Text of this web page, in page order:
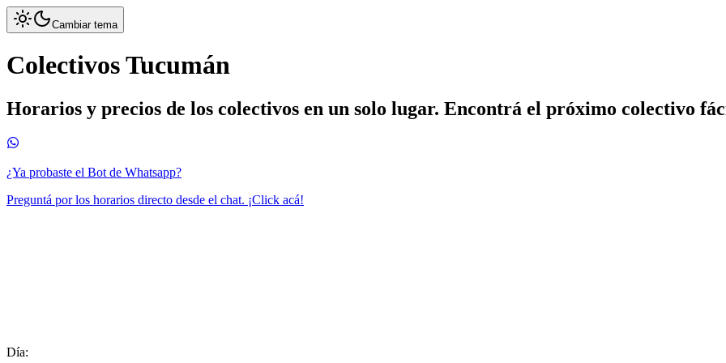
Cambiar tema
Colectivos Tucumán
Horarios y precios de los colectivos en un solo lugar. Encontrá el próximo colectivo
¿Ya probaste el Bot de Whatsapp?
Preguntá por los horarios directo desde el chat. ¡Click acá!
Día: